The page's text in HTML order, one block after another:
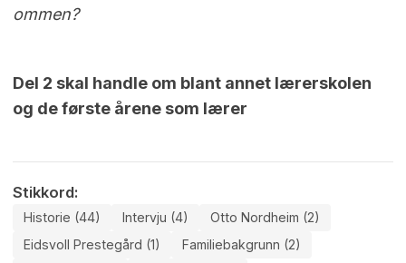
ommen?
Del 2 skal handle om blant annet lærerskolen
og de første årene som lærer
Stikkord:
Historie (44) Intervju (4)
Otto Nordheim (2)
Eidsvoll Prestegård (1)
Familiebakgrunn (2)